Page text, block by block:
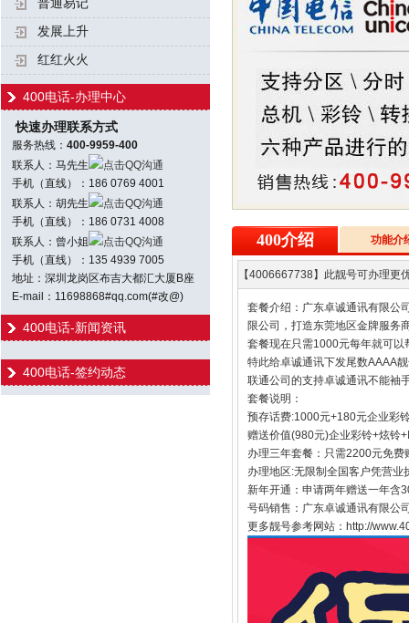
普通易记
发展上升
红红火火
400电话-办理中心
快速办理联系方式
服务热线： 400-9959-400
联系人：马先生
点击QQ沟通
手机（直线）：186 0769 4001
联系人：胡先生
点击QQ沟通
手机（直线）：186 0731 4008
联系人：曾小姐
点击QQ沟通
手机（直线）：135 4939 7005
地址：深圳龙岗区布吉大都汇大厦B座
E-mail：11698868#qq.com(#改@)
400电话-新闻资讯
400电话-签约动态
400介绍 功能介
【4006667738】此靓号可办理
套餐介绍：广东卓诚通讯有限公
限公司，打造东莞地区金牌服务
套餐现在只需1000元每年就可
特此给卓诚通讯下发尾数AAAA
联通公司的支持卓诚通讯不能袖
套餐说明：
预存话费:1000元+180元企业彩
赠送价值(980元)企业彩铃+炫铃
办理三年套餐：只需2200元免
办理地区:无限制全国客户凭营
新年开通：申请两年赠送一年含
号码销售：广东卓诚通讯有限公
更多靓号参考网站：http://